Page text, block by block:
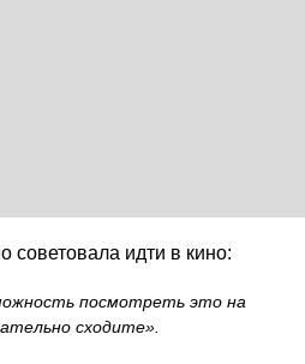
советовала идти в кино:
посмотреть это на
сходите».